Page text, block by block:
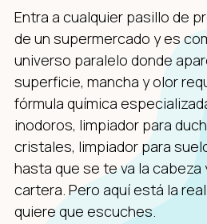
Entra a cualquier pasillo de
de un supermercado y es
universo paralelo donde
superficie, mancha y olor
fórmula química
inodoros, limpiador para
cristales, limpiador para
hasta que se te va la cabeza
cartera. Pero aquí está la
quiere que escuches.